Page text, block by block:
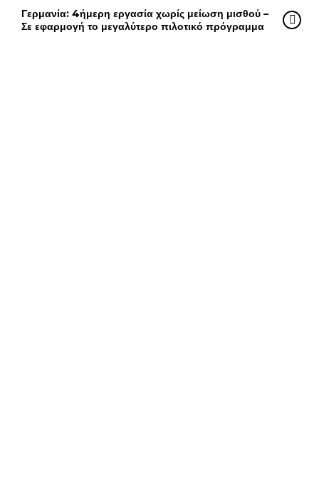
Γερμανία: 4ήμερη εργασία χωρίς μείωση μισθού –
Σε εφαρμογή το μεγαλύτερο πιλοτικό πρόγραμμα